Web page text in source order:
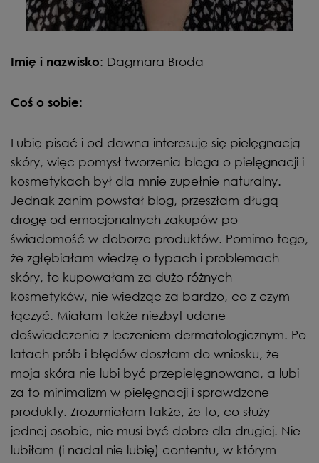
Imię i nazwisko: Dagmara Broda
Coś o sobie:
Lubię pisać i od dawna interesuję się pielęgnacją
skóry, więc pomysł tworzenia bloga o pielęgnacji i
kosmetykach był dla mnie zupełnie naturalny.
Jednak zanim powstał blog, przeszłam długą
drogę od emocjonalnych zakupów po
świadomość w doborze produktów. Pomimo tego,
że zgłębiałam wiedzę o typach i problemach
skóry, to kupowałam za dużo różnych
kosmetyków, nie wiedząc za bardzo, co z czym
łączyć. Miałam także niezbyt udane
doświadczenia z leczeniem dermatologicznym. Po
latach prób i błędów doszłam do wniosku, że
moja skóra nie lubi być przepielęgnowana, a lubi
za to minimalizm w pielęgnacji i sprawdzone
produkty. Zrozumiałam także, że to, co służy
jednej osobie, nie musi być dobre dla drugiej. Nie
lubiłam (i nadal nie lubię) contentu, w którym